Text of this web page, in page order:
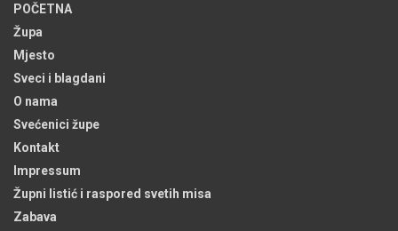
POČETNA
Župa
Mjesto
Sveci i blagdani
O nama
Svećenici župe
Kontakt
Impressum
Župni listić i raspored svetih misa
Zabava